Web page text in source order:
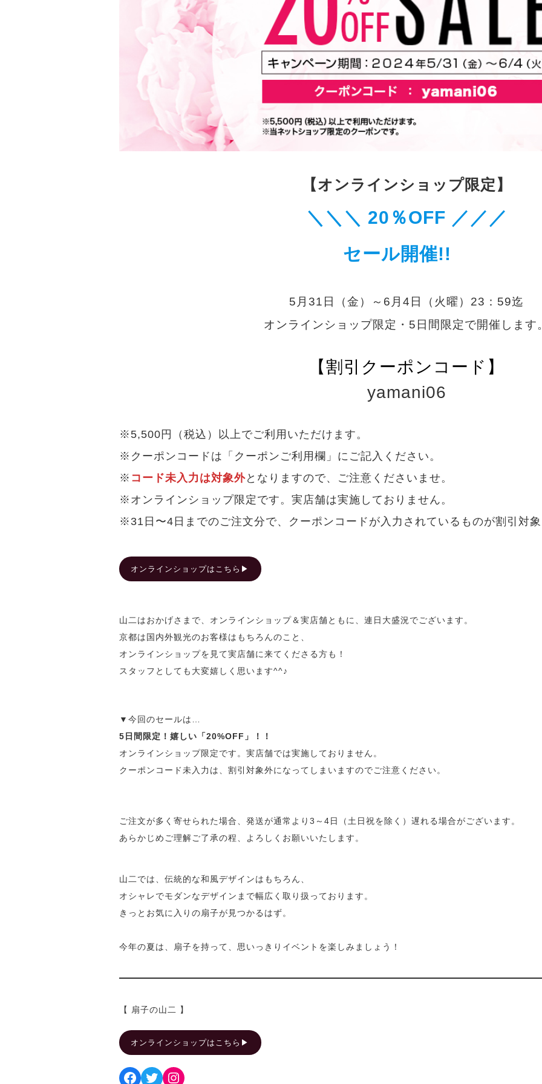
【オンラインショップ限定】
＼ ＼＼ 20％OFF ／ ／／
セール開催!!
5月31日（金）～6月4日（火曜）23：59迄
オンラインショップ限定・5日間限定で開催します
【割引クーポンコード】
yamani06
※5,500円（税込）以上でご利用いただけます。
※クーポンコードは「クーポンご利用欄」にご記入ください。
※ コード未入力は対象外となりますので、ご注意くださいませ。
※オンラインショップ限定です。実店舗は実施しておりません。
※31日〜4日までのご注文分で、クーポンコードが入力されているものが割引対象
オンラインショップはこちら▶︎
山二はおかげさまで、オンラインショップ＆実店舗ともに、連日大盛況でございます。
京都は国内外観光のお客様はもちろんのこと、
オンラインショップを見て実店舗に来てくださる方も！
スタッフとしても大変嬉しく思います^^♪
▼今回のセールは…
5日間限定！嬉しい「20%OFF」！！
オンラインショップ限定です。実店舗では実施しておりません。
クーポンコード未入力は、割引対象外になってしまいますのでご注意ください。
ご注文が多く寄せられた場合、発送が通常より3～4日（土日祝を除く）遅れる場合がございます。
あらかじめご理解ご了承の程、よろしくお願いいたします。
山二では、伝統的な和風デザインはもちろん、
オシャレでモダンなデザインまで幅広く取り扱っております。
きっとお気に入りの扇子が見つかるはず。
今年の夏は、扇子を持って、思いっきりイベントを楽しみましょう！
【 扇子の山二 】
オンラインショップはこちら▶︎
Facebook
TwitterInstagram